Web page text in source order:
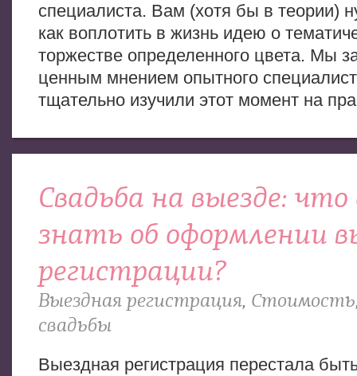
специалиста. Вам (хотя бы в теории)
как воплотить в жизнь идею о
торжестве определенного цвета. Мы
ценным мнением опытного
тщательно изучили этот момент на
Свадьба на выезде:
знать об оформлении
регистрации?
Выездная регистрация, Стоимость
свадьбы
Выездная регистрация перестала